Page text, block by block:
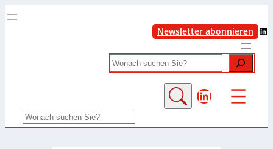
Newsletter abonnieren LinkedIn
Search
LinkedIn
Search